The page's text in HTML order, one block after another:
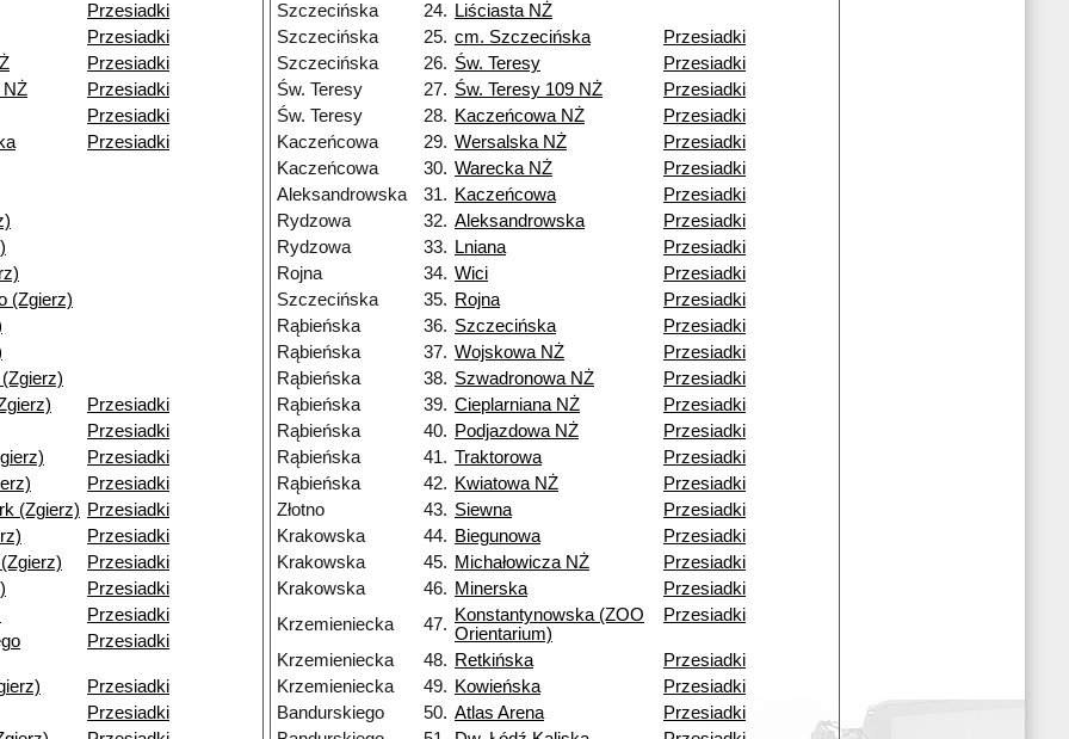
Przesiadki
Przesiadki
Przesiadki
NŻ
Przesiadki
Przesiadki
Przesiadki
(Zgierz)
Przesiadki
Przesiadki
Przesiadki
Przesiadki
(Zgierz) Przesiadki
Przesiadki
Przesiadki
Przesiadki
Przesiadki
Przesiadki
Przesiadki
Przesiadki
Szczecińska
24.
Liściasta NŻ
Szczecińska
25. cm. Szczecińska
Przesiadki
Szczecińska
26. Św. Teresy
Przesiadki
Św. Teresy
27. Św. Teresy 109 NŻ
Przesiadki
Św. Teresy
28. Kaczeńcowa NŻ
Przesiadki
Kaczeńcowa
29. Wersalska NŻ
Przesiadki
Kaczeńcowa
30. Warecka NŻ
Przesiadki
Aleksandrowska
31. Kaczeńcowa
Przesiadki
Rydzowa
32. Aleksandrowska
Przesiadki
Rydzowa
33. Lniana
Przesiadki
Rojna
34. Wici
Przesiadki
Szczecińska
35. Rojna
Przesiadki
Rąbieńska
36. Szczecińska
Przesiadki
Rąbieńska
37. Wojskowa NŻ
Przesiadki
Rąbieńska
38. Szwadronowa NŻ
Przesiadki
Rąbieńska
39. Cieplarniana NŻ
Przesiadki
Rąbieńska
40. Podjazdowa NŻ
Przesiadki
Rąbieńska
41. Traktorowa
Przesiadki
Rąbieńska
42. Kwiatowa NŻ
Przesiadki
Złotno
43. Siewna
Przesiadki
Krakowska
44. Biegunowa
Przesiadki
Krakowska
45. Michałowicza NŻ
Przesiadki
Krakowska
46. Minerska
Przesiadki
Krzemieniecka
47. Konstantynowska (ZOO
Orientarium)
Przesiadki
Krzemieniecka 48. Retkińska
Przesiadki
Krzemieniecka
49. Kowieńska
Przesiadki
Bandurskiego
50. Atlas Arena
Przesiadki